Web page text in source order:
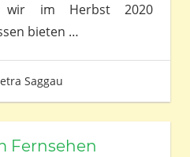
wir im Herbst 2020
bieten …
Saggau
Fernsehen